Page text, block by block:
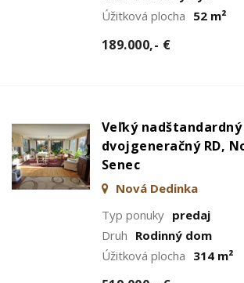
Úžitková plocha 52 m²
189.000,- €
Veľký
dvojgeneračný RD,
Senec
Nová Dedinka
Typ ponuky predaj
Druh Rodinný dom
Úžitková plocha 314 m²